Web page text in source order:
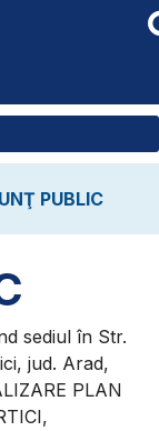
PUBLIC
sediul în Str.
jud. Arad,
PLAN